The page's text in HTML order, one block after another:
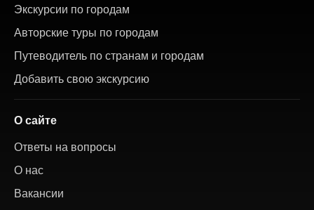
Экскурсии по городам
Авторские туры по городам
Путеводитель по странам и городам
Добавить свою экскурсию
О сайте
Ответы на вопросы
О нас
Вакансии